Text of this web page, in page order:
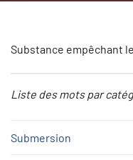
Substance empêchant
Liste des mots par
Submersion